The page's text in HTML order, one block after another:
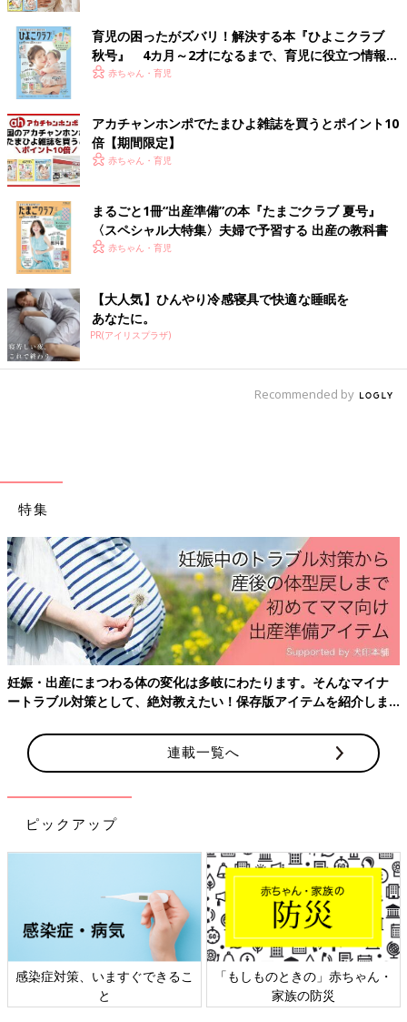
2016年に入院した直後の大地くん
高リスク群神経芽腫の初発（初診で腫瘍と診断されること）の子
どもの治療の流れは、①化学療法（抗がん剤投与など1カ月弱の
治療を1クールとする）を4クール、②大量化学療法（がん細胞を
殺すための集中的な薬物治療）、③造血幹細胞移植（骨髄にある
造血幹細胞をあらかじめ採取しておき、化学療法のあとに投与し
健康な血液をつくれるようにする、自家移植）、④腫瘍の摘出手
術、⑤放射線治療となります。
大地くんはこれらの治療を2016年12月末から2017年6月までの
「大地にも病気のことをわかるように説明しました。命にかかわ
る病気で、すごい強い薬を使うから、悪いやつもやっつけるけ
ど、いいやつもやっつけちゃうんだよ、と。彼は説明すれば理解
してくれて、いろんな治療もこわがらずに受けてくれました。吐
いたり、痛みがあったり、治療の副作用がたくさんありました
が、保育園のお友だちや大好きなお兄ちゃんが面会に来てくれる
と元気が出て、頑張っていました」（土井さん）
そして2017年7月から、大地くんは神経芽腫の再発を防ぐ治療薬
「抗GD2抗体」の治験に参加できることになりました。「抗GD2
抗体」は、抗がん剤とは異なる免疫療法で、神経芽腫の再発をお
に人工的に作った『抗GD2抗体』をくっつけ、そこにさらに白血
球がくっついて神経芽細胞を攻撃する、というもの。自分の白血
「海外では標準治療になっている薬ですが、生存率が40％から
わるなら、海外に行ってまでしてもやりたい！と強く願っていま
した。治験は受けられる人数が決まっているので、治験のメンバ
ーに入れて本当によかったです」（土井さん）
抗GD2抗体での治療は2週間入院しての点滴投与と2週間退院し
ての休憩を1クールとし、それを6クール繰り返します。12月に
治療が終了し、退院。大地くんは保育園の卒園式にも、小学校の
入学式にも参加することができました。
育児の困ったがズバリ！解決する本『ひよこクラブ
秋号』 4カ月～2才になるまで、育児に役立つ情報が
いっぱい！
赤ちゃん・育児
アカチャンホンポでたまひよ雑誌を買うとポイント10
倍【期間限定】
赤ちゃん・育児
まるごと1冊“出産準備”の本『たまごクラブ 夏号』
〈スペシャル大特集〉夫婦で予習する 出産の教科書
赤ちゃん・育児
【大人気】ひんやり冷感寝具で快適な睡眠を
あなたに。
PR(アイリスプラザ)
Recommended by
特集
妊娠・出産にまつわる体の変化は多岐にわたります。そんなマイナ
ートラブル対策として、絶対教えたい！保存版アイテムを紹介しま
連載一覧へ
ピックアップ
感染症対策、いますぐできるこ
と
「もしものときの」赤ちゃん・
家族の防災